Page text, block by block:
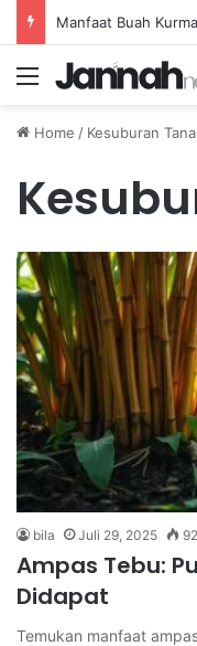
Menu
Home / Kesuburan
bila Juli 29, 2025 92
Ampas Tebu:
Didapat
Temukan manfaat